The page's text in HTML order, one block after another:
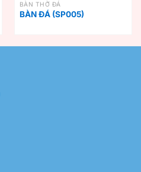
BÀN THỜ ĐÁ
BÀN ĐÁ (SP005)